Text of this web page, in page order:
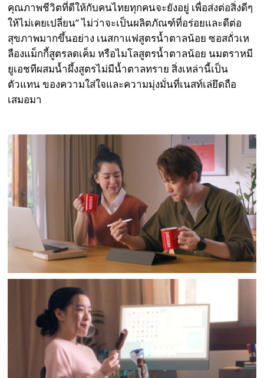
คุณภาพชีวิตที่ดีให้กับคนไทยทุกคนจะยังอยู่ เพื่อส่งต่อสิ่งดีๆ
ให้ไม่เคยเปลี่ยน” ไม่ว่าจะเป็นผลิตภัณฑ์ที่อร่อยและดีต่อ
สุขภาพมากขึ้นอย่าง เนสกาแฟสูตรน้ำตาลน้อย ซอสถั่วเห
ลืองแม็กกี้สูตรลดเค็ม หรือไมโลสูตรน้ำตาลน้อย นมตราหมี
ยูเอชทีผสมน้ำผึ้งสูตรไม่มีน้ำตาลทราย สิ่งเหล่านี้เป็น
ตัวแทน ของความใส่ใจและความมุ่งมั่นที่เนสท์เล่ยึดถือ
เสมอมา